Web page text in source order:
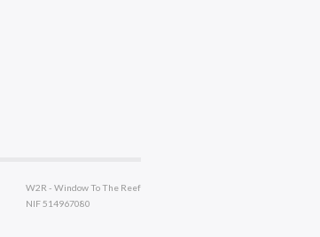
W2R - Window To The Reef
NIF 514967080